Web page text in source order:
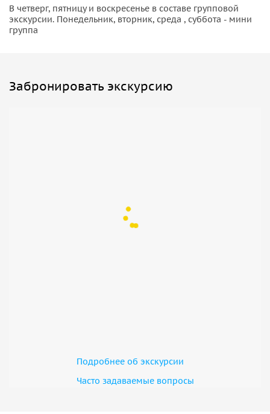
• Побываете вЧерекском ущелье
В четверг, пятницу и воскресенье в составе групповой
экскурсии. Понедельник, вторник, среда , суббота - мини
группа
Забронировать экскурсию
Подробнее об экскурсии
Часто задаваемые вопросы